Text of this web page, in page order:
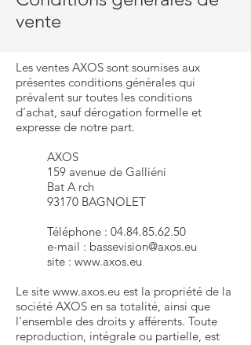
vente
Les ventes AXOS sont soumises aux
présentes conditions générales qui
prévalent sur toutes les conditions
d’achat, sauf dérogation formelle et
expresse de notre part.
AXOS
159 avenue de Galliéni
Bat A rch
93170 BAGNOLET
Téléphone : 04.84.85.62.50
e-mail : bassevision@axos.eu
site : www.axos.eu
Le site www.axos.eu est la propriété de la
société AXOS en sa totalité, ainsi que
l'ensemble des droits y afférents. Toute
reproduction, intégrale ou partielle, est